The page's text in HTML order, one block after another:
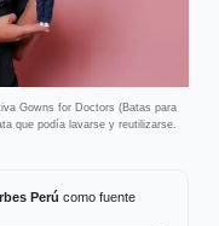
Gowns for Doctors (Batas para
que podía lavarse y reutilizarse.
Perú como fuente